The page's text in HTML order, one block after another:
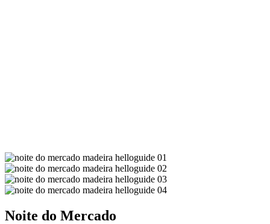
Noite do Mercado